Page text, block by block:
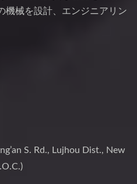
機械を設計、エンジニアリン
S. Rd., Lujhou Dist., New